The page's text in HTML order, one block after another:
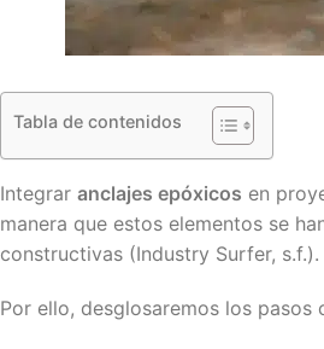
Tabla de contenidos
Integrar anclajes epóxicos en
manera que estos elementos se
constructivas (Industry Surfer, s.f.).
Por ello, desglosaremos los